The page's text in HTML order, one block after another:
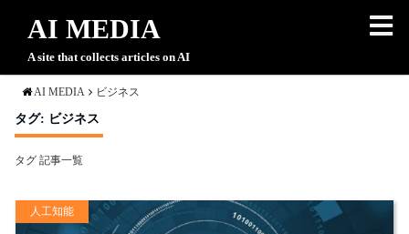
AI MEDIA
A site that collects articles on AI
AI MEDIA ビジネス
タグ: ビジネス
タグ 記事一覧
人工知能